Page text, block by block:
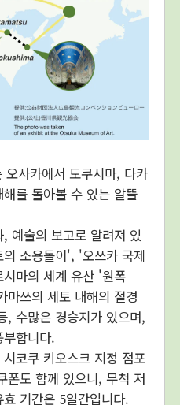
사카에서 도쿠시마, 다카
를 돌아볼 수 있는 알뜰
예술의 보고로 알려져 있
소용돌이', '오쓰카 국제
마의 세계 유산 '원폭
쓰의 세토 내해의 절경
, 수많은 경승지가 있으며,
합니다.
코쿠 키오스크 지정 점포
폰도 함께 있으니, 무척 저
기간은 5일간입니다.